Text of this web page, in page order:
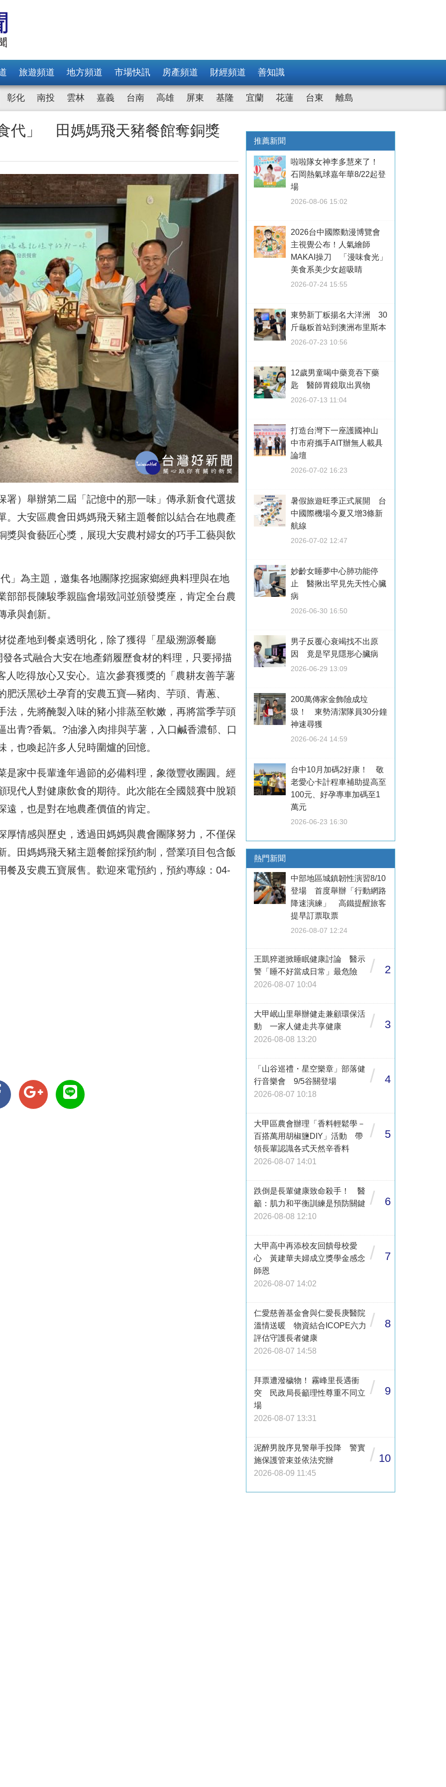
旅遊頻道 地方頻道 市場快訊 房產頻道 財經頻道 善知識
彰化 南投 雲林 嘉義 台南 高雄 屏東 基隆 宜蘭 花蓮 台東 離島
代」 田媽媽飛天豬餐館奪銅獎
署）舉辦第二屆「記憶中的那一味」傳承新食代選拔
。大安區農會田媽媽飛天豬主題餐館以結合在地農產
獎與食藝匠心獎，展現大安農村婦女的巧手工藝與飲
」為主題，邀集各地團隊挖掘家鄉經典料理與在地
部部長陳駿季親臨會場致詞並頒發獎座，肯定全台農
與創新。
從產地到餐桌透明化，除了獲得「星級溯源餐廳
各式融合大安在地產銷履歷食材的料理，只要掃描
人吃得放心又安心。這次參賽獲獎的「農耕友善芋薯
肥沃黑砂土孕育的安農五寶—豬肉、芋頭、青蔥、
法，先將醃製入味的豬小排蒸至軟嫩，再將當季芋頭
出青?香氣。?油滲入肉排與芋薯，入口鹹香濃郁、口
也喚起許多人兒時圍爐的回憶。
是家中長輩逢年過節的必備料理，象徵豐收團圓。經
現代人對健康飲食的期待。此次能在全國競賽中脫穎
，也是對在地農產價值的肯定。
厚情感與歷史，透過田媽媽與農會團隊努力，不僅保
。田媽媽飛天豬主題餐館採預約制，營業項目包含飯
餐及安農五寶展售。歡迎來電預約，預約專線：04-
推薦新聞
啦啦隊女神李多慧來了！
石岡熱氣球嘉年華8/22起登
場
2026-08-06 15:02
2026台中國際動漫博覽會
主視覺公布！人氣繪師
MAKAI操刀 「漫味食光」
美食系美少女超吸睛
2026-07-24 15:55
東勢新丁粄揚名大洋洲 30
斤龜粄首站到澳洲布里斯本
2026-07-23 10:56
12歲男童喝中藥竟吞下藥
匙 醫師胃鏡取出異物
2026-07-13 11:04
打造台灣下一座護國神山
中市府攜手AIT辦無人載具
論壇
2026-07-02 16:23
暑假旅遊旺季正式展開 台
中國際機場今夏又增3條新
航線
2026-07-02 12:47
妙齡女睡夢中心肺功能停
止 醫揪出罕見先天性心臟
病
2026-06-30 16:50
男子反覆心衰竭找不出原
因 竟是罕見隱形心臟病
2026-06-29 13:09
200萬傳家金飾險成垃
圾！ 東勢清潔隊員30分鐘
神速尋獲
2026-06-24 14:59
台中10月加碼2好康！ 敬
老愛心卡計程車補助提高至
100元、好孕專車加碼至1
萬元
2026-06-23 16:30
熱門新聞
中部地區城鎮韌性演習8/10
登場 首度舉辦「行動網路
降速演練」 高鐵提醒旅客
提早訂票取票
2026-08-07 12:24
王凱猝逝掀睡眠健康討論 醫示
警「睡不好當成日常」最危險
2026-08-07 10:04
/ 2
大甲岷山里舉辦健走兼顧環保活
動 一家人健走共享健康
2026-08-08 13:20
/ 3
「山谷巡禮・星空樂章」部落健
行音樂會 9/5谷關登場
2026-08-07 10:18
/ 4
大甲區農會辦理「香料輕鬆學－
百搭萬用胡椒鹽DIY」活動 帶
領長輩認識各式天然辛香料
2026-08-07 14:01
/ 5
跌倒是長輩健康致命殺手！ 醫
籲：肌力和平衡訓練是預防關鍵
2026-08-08 12:10
/ 6
大甲高中再添校友回饋母校愛
心 黃建華夫婦成立獎學金感念
師恩
2026-08-07 14:02
/ 7
仁愛慈善基金會與仁愛長庚醫院
溫情送暖 物資結合ICOPE六力
評估守護長者健康
2026-08-07 14:58
/ 8
拜票遭潑穢物！ 霧峰里長遇衝
突 民政局長籲理性尊重不同立
場
2026-08-07 13:31
/ 9
泥醉男脫序見警舉手投降 警實
施保護管束並依法究辦
2026-08-09 11:45
/ 10